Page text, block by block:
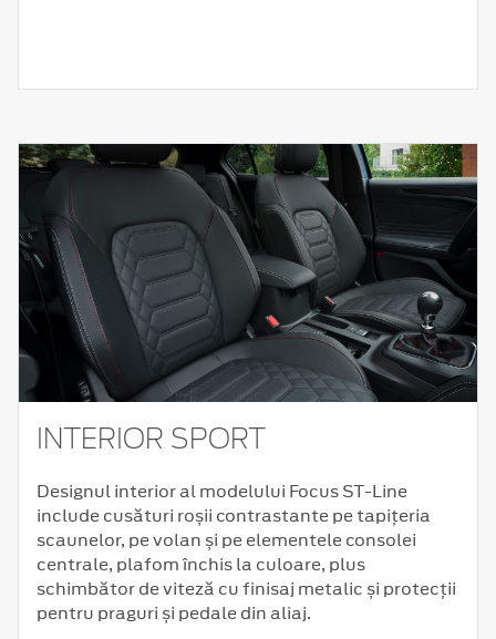
INTERIOR SPORT
Designul interior al modelului Focus ST-Line
include cusături roșii contrastante pe tapițeria
scaunelor, pe volan și pe elementele consolei
centrale, plafom închis la culoare, plus
schimbător de viteză cu finisaj metalic și protecții
pentru praguri și pedale din aliaj.